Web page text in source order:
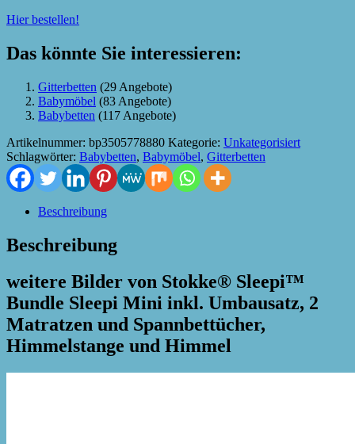
Hier bestellen!
Das könnte Sie interessieren:
Gitterbetten (29 Angebote)
Babymöbel (83 Angebote)
Babybetten (117 Angebote)
Artikelnummer: bp3505778880 Kategorie: Unkategorisiert
Schlagwörter: Babybetten, Babymöbel, Gitterbetten
Beschreibung
Beschreibung
weitere Bilder von Stokke® Sleepi™
Bundle Sleepi Mini inkl. Umbausatz, 2
Matratzen und Spannbettücher,
Himmelstange und Himmel